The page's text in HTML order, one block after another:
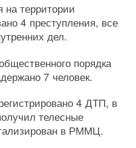
территории
4 преступления, все
дел.
порядка
7 человек.
4 ДТП, в
телесные
в РММЦ.